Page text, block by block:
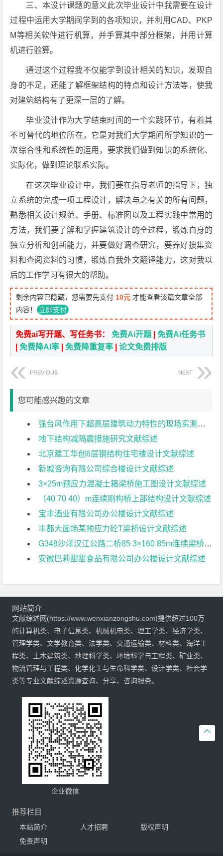
三、本设计课题的意义此次毕业设计中我需要在设计
过程中运用大学期间学到的各项知识，并利用CAD、PKP
M等相关软件进行机算，并手算其中部分框架，并用计算
机进行验算。
通过这个过程我不仅能学到设计相关的知识，发现自
身的不足，还能了解框架结构的特点和设计方法等，使我
对建筑结构有了更深一层的了解。
毕业设计作为大学结束时间的一个实践环节，有着其
不可替代的地位所在，它是对我们大学期间所学知识的一
次综合性和系统性的运用，要求我们做到知识的系统化、
实际化，做到理论联系实际。
在这次毕业设计中，我们要在指导老师的指导下，独
立系统的完成一项工程设计，解决与之有关的所有问题，
熟悉相关设计规范、手册、标准图以及工程实践中常用的
方法，我们要了解和掌握建筑设计的全过程，锻炼自身的
独立分析和创新能力，并要做好调查研究，要养好搜集资
料和查阅资料的习惯，锻炼自我外文翻译能力，这对我以
后的工作学习有很大的帮助。
剩余内容已隐藏，您需要先支付 10元 才能查看该篇文章全部
内容！ 立即支付
免费ai写开题、写任务书：免费Ai开题 |免费Ai任务书
|免费降AI率 |免费降重复率 |论文免费排版
PREVIOUS NEXT
您可能感兴趣的文章
强台风作用下超高层建筑动力特性的现场实测研究文献综述
地下结构减隔震措施研究文献综述
北京建工华创6层钢结构住宅楼设计文献综述
新城咨询有限公司综合楼设计文献综述
3×25m预应力混凝土箱梁桥施工图设计文献综述
（40 70 40）m连续刚构桥上部结构设计文献综述
宝丰酒业有限公司办公楼设计文献综述
丰都大面场某预应力砼T梁桥设计文献综述
G348沙洋汉江公路二桥85 3×160 85m连续梁桥地震响应分析文献综述
安徽巴莉甜甜食品有限公司办公楼设计文献综述

网站简介
文献综述网(https://www.wenxianzongshu.com)提供超过100万
的计算机类、电子信息类、机械机电类、理工学类、经济学类、
管理学类、文学教育类、法学类、交通运输类、材料类、海洋工
程类、土木建筑类、地理科学类、环境科学与工程类、矿业类、
物流管理与工程类、化学化工与生命科学类、设计学类、社会学
类等专业文献综述资源查询、分享、咨询服务。
企业微信
推荐栏目
本站简介 人才招聘
版权声明
免责声明